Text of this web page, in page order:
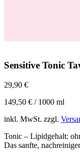
Sensitive Tonic
29,90 €
149,50 € / 1000 ml
inkl. MwSt. zzgl.
Tonic – Lipidgehalt:
Das sanfte,